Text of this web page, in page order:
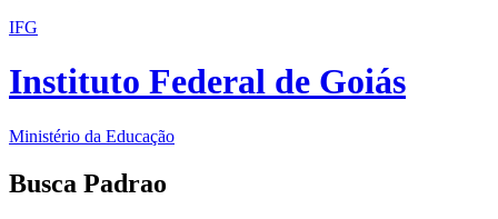
IFG
Instituto Federal de Goiás
Ministério da Educação
Busca Padrao